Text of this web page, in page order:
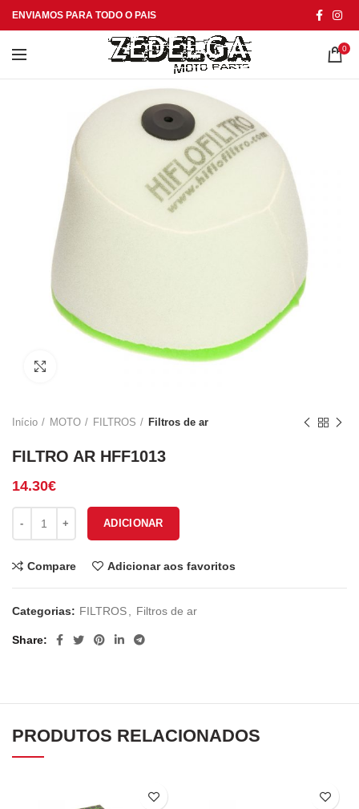
ENVIAMOS PARA TODO O PAIS
0
Início MOTO FILTROS Filtros de ar
FILTRO AR HFF1013
14.30€
ADICIONAR
Compare Adicionar aos favoritos
Categorias: FILTROS Filtros de ar
Share
PRODUTOS RELACIONADOS